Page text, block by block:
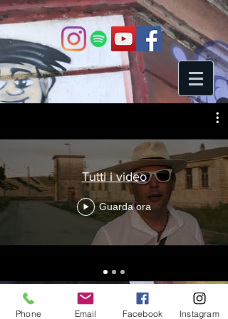
Tutti i video
Guarda ora
Phone Email Facebook Instagram